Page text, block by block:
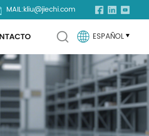
MAIL:kliu@jiechi.com
ESPAÑOL
English
Français
Русский